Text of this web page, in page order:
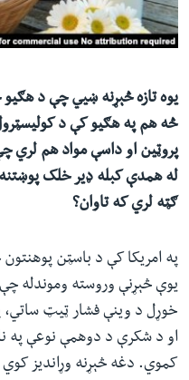
شئ
لټون
ته
لاړ
شئ
له مونږ سره په تماس کې پاتې شئ
ژبې
یوه تازه څېړنه ښيي چې د
څه هم په هګیو کې د
پروټین او داسې مواد هم لري
له همدې کبله ډیر خلک
ګټه لري که تاوان؟
یوې څېړنې وروسته وموندله
خوړل د وینې فشار ټیټ ساتي،
او د شکرې د دوهمې نوعې په
کموي. دغه څېړنه وړاندیز